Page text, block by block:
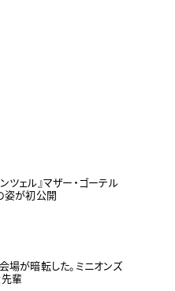
ツェル』マザー・ゴーテル
姿が初公開
場が暗転した。ミニオンズ
輩